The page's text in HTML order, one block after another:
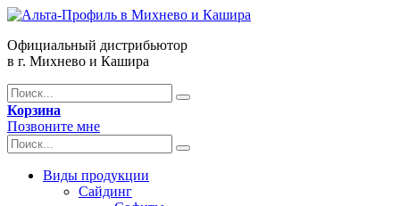
Официальный дистрибьютор
в г. Михнево и Кашира
Корзина
Позвоните мне
Виды продукции
Сайдинг